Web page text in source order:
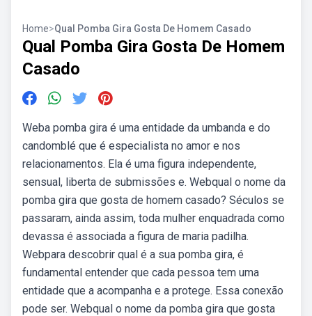
Home>Qual Pomba Gira Gosta De Homem Casado
Qual Pomba Gira Gosta De Homem
Casado
Weba pomba gira é uma entidade da umbanda e do
candomblé que é especialista no amor e nos
relacionamentos. Ela é uma figura independente,
sensual, liberta de submissões e. Webqual o nome da
pomba gira que gosta de homem casado? Séculos se
passaram, ainda assim, toda mulher enquadrada como
devassa é associada a figura de maria padilha.
Webpara descobrir qual é a sua pomba gira, é
fundamental entender que cada pessoa tem uma
entidade que a acompanha e a protege. Essa conexão
pode ser. Webqual o nome da pomba gira que gosta